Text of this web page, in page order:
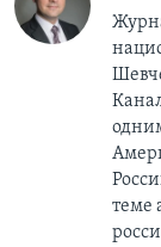
теме